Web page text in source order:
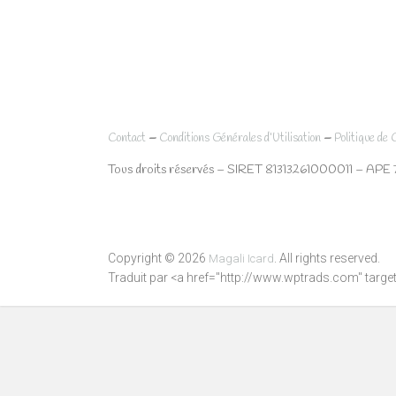
Contact – Conditions Générales d’Utilisation – Politique de
Tous droits réservés – SIRET 81313261000011 –
Copyright © 2026 Magali Icard . All rights reserved.
Traduit par <a href="http://www.wptrads.com"